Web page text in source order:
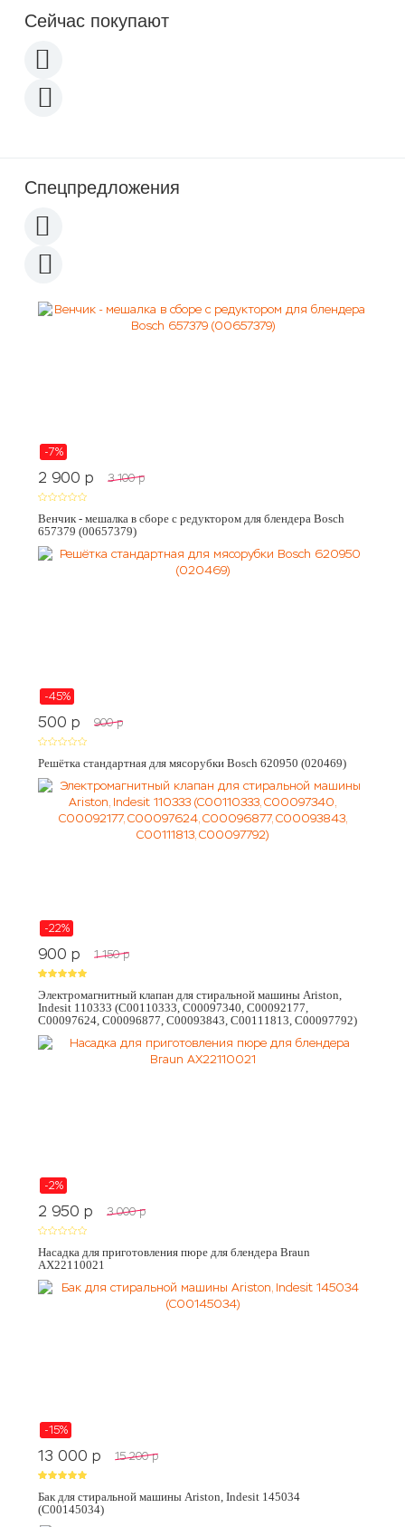
Сейчас покупают
Спецпредложения
-7%
2 900 p 3 100 p
Венчик - мешалка в сборе с редуктором для блендера Bosch
657379 (00657379)
-45%
500 p 900 p
Решётка стандартная для мясорубки Bosch 620950 (020469)
-22%
900 p 1 150 p
Электромагнитный клапан для стиральной машины Ariston,
Indesit 110333 (C00110333, C00097340, C00092177,
C00097624, C00096877, C00093843, C00111813, C00097792)
-2%
2 950 p 3 000 p
Насадка для приготовления пюре для блендера Braun
AX22110021
-15%
13 000 p 15 200 p
Бак для стиральной машины Ariston, Indesit 145034
(C00145034)